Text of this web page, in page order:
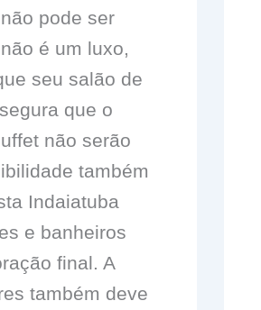
pode ser
é um luxo,
seu salão de
que o
não serão
também
Indaiatuba
e banheiros
final. A
também deve